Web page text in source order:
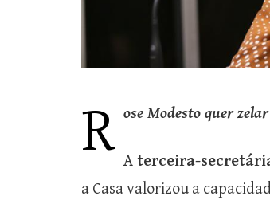
R ose Modesto quer
A terceira-
a Casa valorizou a